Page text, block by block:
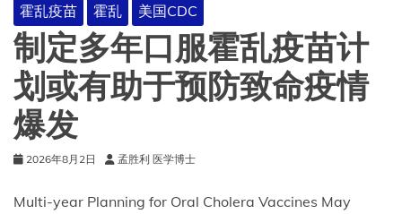
霍乱疫苗 霍乱 美国CDC
制定多年口服霍乱疫苗计
划或有助于预防致命疫情
爆发
2026年8月2日 孟胜利 医学博士
Multi-year Planning for Oral Cholera Vaccines May